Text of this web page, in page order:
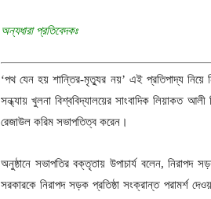
অন্যধারা প্রতিবেদকঃ
‘পথ যেন হয় শান্তির-মৃত্যুর নয়’ এই প্রতিপাদ্য
সন্ধ্যায় খুলনা বিশ্ববিদ্যালয়ের সাংবাদিক লিয়াকত
রেজাউল করিম সভাপতিত্ব করেন।
অনুষ্ঠানে সভাপতির বক্তৃতায় উপাচার্য বলেন, নিরাপদ
সরকারকে নিরাপদ সড়ক প্রতিষ্ঠা সংক্রান্ত পরামর্শ